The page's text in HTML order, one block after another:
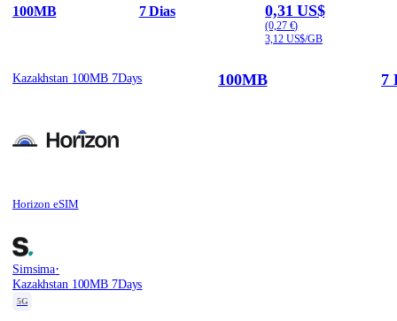
100MB 7 Dias 0,31 US$
(0,27 €)
3,12 US$/GB
Kazakhstan 100MB 7Days
Horizon eSIM
100MB 7
Simsima·
Kazakhstan 100MB 7Days
5G